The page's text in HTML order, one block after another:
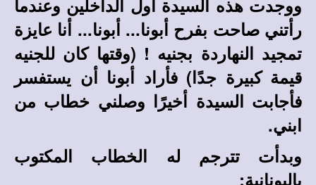
ووجدت هذه السيدة أول الداخلين وعندما
رأتني صاحت بفرح أبونا... أبونا... أنا عايزة
تمجيد النهاردة بجنيه ! (وقتها كان للجنيه
قيمة كبيرة جدًا) فأراد أبونا أن يستفسر
فأجابت السيدة أخيرًا وصلني خطاب من
ابني.
وبدأت تترجم له الخطاب المكتوب
باليونانية: